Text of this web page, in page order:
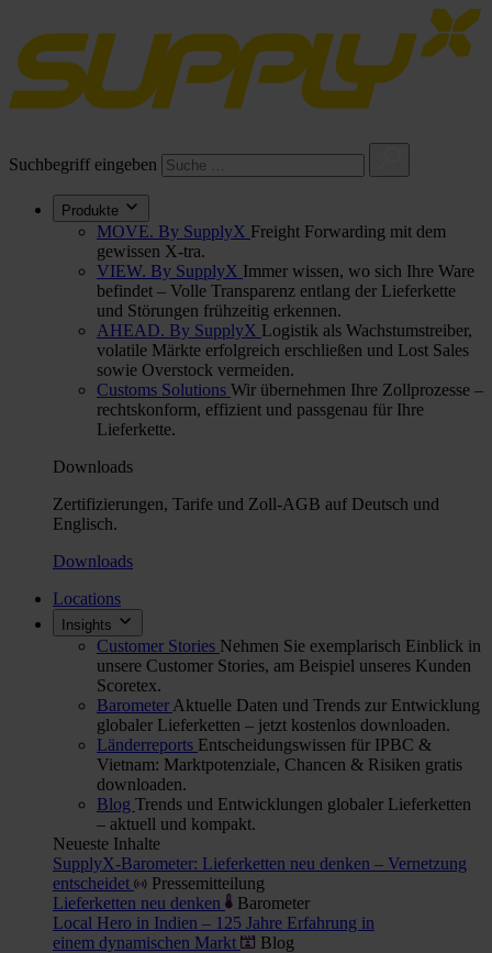
Suchbegriff eingeben
Produkte
MOVE. By SupplyX Freight Forwarding mit dem
gewissen X-tra.
VIEW. By SupplyX Immer wissen, wo sich Ihre Ware
befindet – Volle Transparenz entlang der Lieferkette
und Störungen frühzeitig erkennen.
AHEAD. By SupplyX Logistik als Wachstumstreiber,
volatile Märkte erfolgreich erschließen und Lost Sales
sowie Overstock vermeiden.
Customs Solutions Wir übernehmen Ihre Zollprozesse –
rechtskonform, effizient und passgenau für Ihre
Lieferkette.
Downloads
Zertifizierungen, Tarife und Zoll-AGB auf Deutsch und
Englisch.
Downloads
Locations
Insights
Customer Stories Nehmen Sie exemplarisch Einblick in
unsere Customer Stories, am Beispiel unseres Kunden
Scoretex.
Barometer Aktuelle Daten und Trends zur Entwicklung
globaler Lieferketten – jetzt kostenlos downloaden.
Länderreports Entscheidungswissen für IPBC &
Vietnam: Marktpotenziale, Chancen & Risiken gratis
downloaden.
Blog Trends und Entwicklungen globaler Lieferketten
– aktuell und kompakt.
Neueste Inhalte
SupplyX-Barometer: Lieferketten neu denken – Vernetzung
entscheidet
Pressemitteilung
Lieferketten neu denken
Barometer
Local Hero in Indien – 125 Jahre Erfahrung in
einem dynamischen Markt
Blog